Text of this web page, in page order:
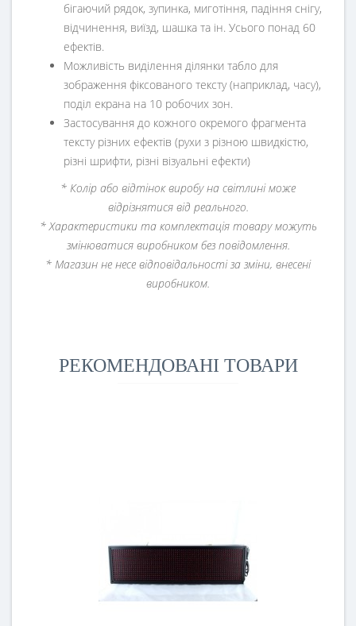
бігаючий рядок, зупинка, миготіння, падіння снігу,
відчинення, виїзд, шашка та ін. Усього понад 60
ефектів.
Можливість виділення ділянки табло для
зображення фіксованого тексту (наприклад, часу),
поділ екрана на 10 робочих зон.
Застосування до кожного окремого фрагмента
тексту різних ефектів (рухи з різною швидкістю,
різні шрифти, різні візуальні ефекти)
* Колір або відтінок виробу на світлині може
відрізнятися від реального.
* Характеристики та комплектація товару можуть
змінюватися виробником без повідомлення.
* Магазин не несе відповідальності за зміни, внесені
виробником.
РЕКОМЕНДОВАНІ ТОВАРИ